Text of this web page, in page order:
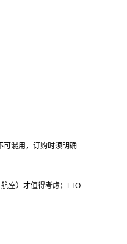
可混用，订购时须明确
空）才值得考虑；LTO